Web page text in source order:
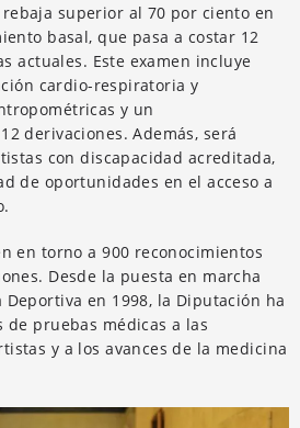
superior al 70 por ciento en
basal, que pasa a costar 12
actuales. Este examen incluye
cardio-respiratoria y
y un
derivaciones. Además, será
con discapacidad acreditada,
de oportunidades en el acceso a
en torno a 900 reconocimientos
Desde la puesta en marcha
en 1998, la Diputación ha
pruebas médicas a las
y a los avances de la medicina